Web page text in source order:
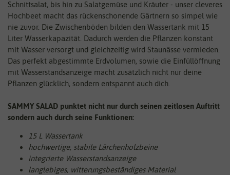
Schnittsalat, bis hin zu Salatgemüse und Kräuter - unser cleveres
Hochbeet macht das rückenschonende Gärtnern so simpel wie
nie zuvor. Die Zwischenböden bilden den Wassertank mit 15
Liter Wasserkapazität. Dadurch werden die Pflanzen konstant
mit Wasser versorgt und gleichzeitig wird Staunässe vermieden.
Das perfekt abgestimmte Erdvolumen, sowie die Einfüllöffnung
mit Wasserstandsanzeige macht zusätzlich nicht nur deine
Pflanzen glücklich, sondern entspannt auch dich.
SAMMY SALAD punktet nicht nur durch seinen zeitlosen Auftritt
sondern auch durch seine Funktionen:
15 L Wassertank
hochwertige, stabile Lärchenholzbeine
integrierte Wasserstandsanzeige
langlebiges, witterungsbeständiges Material